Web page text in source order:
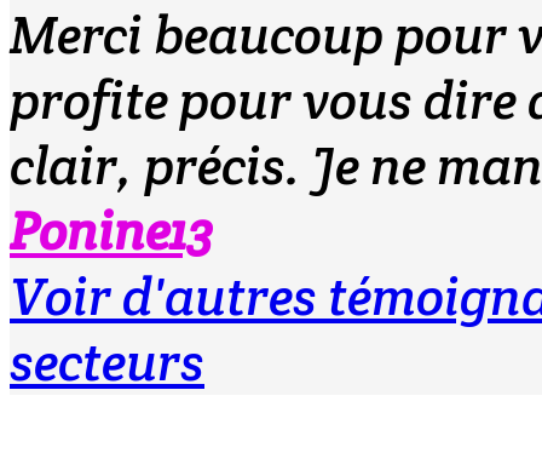
Merci beaucoup pour
profite pour vous dire
clair, précis. Je ne
Ponine13
Voir d'autres
secteurs